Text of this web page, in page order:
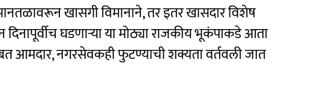
खासगी विमानाने, तर इतर खासदार विशेष
घडणाऱ्या या मोठ्या राजकीय भूकंपाकडे आता
आमदार, नगरसेवकही फुटण्याची शक्यता वर्तवली जात